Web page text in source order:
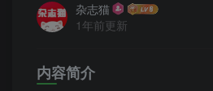
杂志猫
1年前更新
内容简介